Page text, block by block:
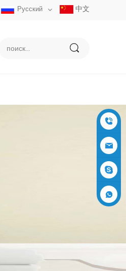
Русский 中文
+86-05
91-2353
3555
siboly@s
iboly.co
evaporat
er
5951777